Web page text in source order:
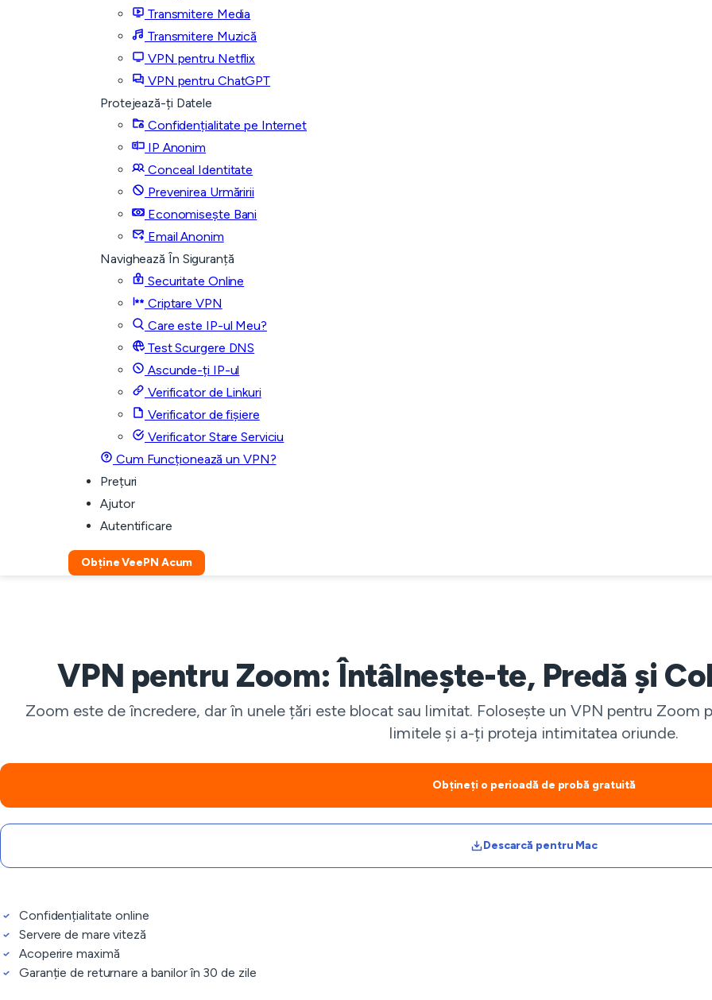
Transmitere Media
Transmitere Muzică
VPN pentru Netflix
VPN pentru ChatGPT
Protejează-ți Datele
Confidențialitate pe Internet
IP Anonim
Conceal Identitate
Prevenirea Urmăririi
Economisește Bani
Email Anonim
Navighează În Siguranță
Securitate Online
Criptare VPN
Care este IP-ul Meu?
Test Scurgere DNS
Ascunde-ți IP-ul
Verificator de Linkuri
Verificator de fișiere
Verificator Stare Serviciu
Cum Funcționează un VPN?
Prețuri
Ajutor
Autentificare
Obține VeePN Acum
VPN pentru Zoom: Întâlnește-te, Predă și
Zoom este de încredere, dar în unele țări este blocat sau limitat. Folosește un VPN pentru Zoom
limitele și a-ți proteja intimitatea oriunde.
Obțineți o perioadă de probă gratuită
Descarcă pentru Mac
Confidențialitate online
Servere de mare viteză
Acoperire maximă
Garanție de returnare a banilor în 30 de zile